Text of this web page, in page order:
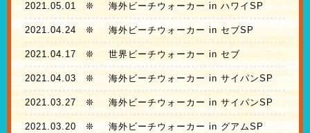
2021.05.01❊ 海外ビーチウォーカー in ハワイSP
2021.04.24 ❊ 海外ビーチウォーカー in セブSP
2021.04.17 ❊ 世界ビーチウォーカー in セブ
2021.04.03❊ 海外ビーチウォーカー in サイパンSP
2021.03.27 ❊ 海外ビーチウォーカー in サイパンSP
2021.03.20 ❊ 海外ビーチウォーカー in グアムSP